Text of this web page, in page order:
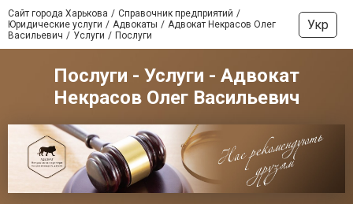
Сайт города Харькова
Справочник предприятий
Юридические услуги
Адвокаты
Адвокат Некрасов Олег
Васильевич
Услуги Послуги
Укр
Послуги - Услуги - Адвокат
Некрасов Олег Васильевич